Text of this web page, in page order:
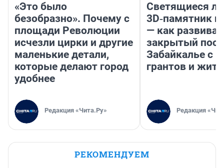
«Это было
безобразно». Почему с
площади Революции
исчезли цирки и другие
маленькие детали,
которые делают город
удобнее
Редакция «Чита.Ру»
Светящиеся
3D‑памятник и
— как
закрытый
Забайкалье с
грантов и
Редакция
РЕКОМЕНДУЕМ